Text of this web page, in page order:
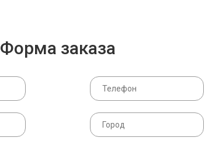
Форма заказа